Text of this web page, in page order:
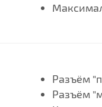
Разъём
Разъём